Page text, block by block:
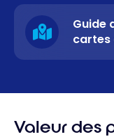
Guide
cartes
Valeur des